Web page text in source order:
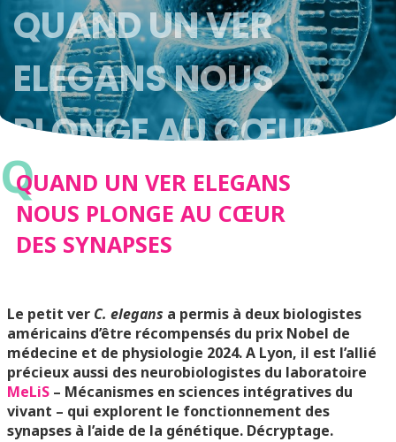
QUAND UN VER
ELEGANS NOUS
PLONGE AU CŒUR
DES SYNAPSES
Q
QUAND UN VER ELEGANS
NOUS PLONGE AU CŒUR
DES SYNAPSES
Le petit ver C. elegans a permis à deux biologistes
américains d’être récompensés du prix Nobel de
médecine et de physiologie 2024. A Lyon, il est l’allié
précieux aussi des neurobiologistes du laboratoire
MeLiS – Mécanismes en sciences intégratives du
vivant – qui explorent le fonctionnement des
synapses à l’aide de la génétique. Décryptage.